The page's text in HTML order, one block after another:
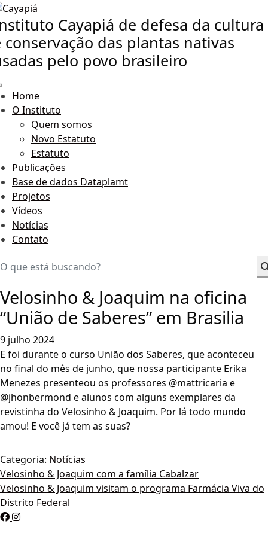
Cayapiá de defesa da cultura
conservação das plantas nativas
pelo povo brasileiro
Home
O Instituto
Quem somos
Novo Estatuto
Estatuto
Publicações
Base de dados Dataplamt
Projetos
Vídeos
Notícias
Contato
Velosinho & Joaquim na oficina
“União de Saberes” em Brasilia
9 julho 2024
E foi durante o curso União dos Saberes, que aconteceu
no final do mês de junho, que nossa participante Erika
Menezes presenteou os professores @mattricaria e
@jhonbermond e alunos com alguns exemplares da
revistinha do Velosinho & Joaquim. Por lá todo mundo
amou! E você já tem as suas?
Categoria: Notícias
Navegação
de
Post
Velosinho & Joaquim com a família Cabalzar
Velosinho & Joaquim visitam o programa Farmácia Viva do
Distrito Federal